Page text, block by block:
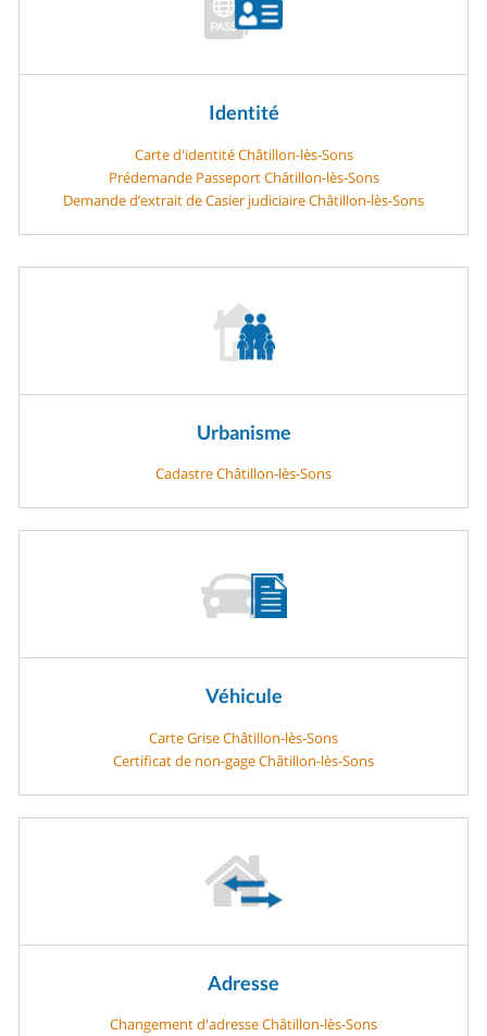
Identité
Carte d'identité Châtillon-lès-Sons
Prédemande Passeport Châtillon-lès-Sons
Demande d’extrait de Casier judiciaire Châtillon-lès-Sons
Urbanisme
Cadastre Châtillon-lès-Sons
Véhicule
Carte Grise Châtillon-lès-Sons
Certificat de non-gage Châtillon-lès-Sons
Adresse
Changement d'adresse Châtillon-lès-Sons